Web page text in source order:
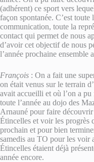
(adhérent) ce sport vers
façon spontanée. C’est toute
communication, toute la
contact qui permet de nous
d’avoir cet objectif de nous
l’année prochaine ensemble
François : On a fait une
on était venus sur le terrain
avait accueilli et où l’on a
toute l’année au dojo des
Arnauné pour faire
Étincelles et voir les progrès
prochain et pour bien
samedis au TO pour les voir
Étincelles étaient déjà
année encore.